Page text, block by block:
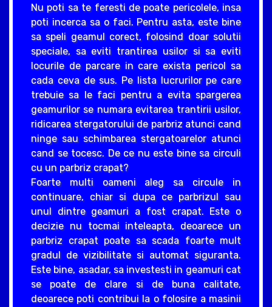
Nu poti sa te feresti de poate pericolele, insa
poti incerca sa o faci. Pentru asta, este bine
sa speli geamul corect, folosind doar solutii
speciale, sa eviti trantirea usilor si sa eviti
locurile de parcare in care exista pericol sa
cada ceva de sus. Pe lista lucrurilor pe care
trebuie sa le faci pentru a evita spargerea
geamurilor se numara evitarea trantirii usilor,
ridicarea stergatorului de parbriz atunci cand
ninge sau schimbarea stergatoarelor atunci
cand se tocesc. De ce nu este bine sa circuli
cu un parbriz crapat?
Foarte multi oameni aleg sa circule in
continuare, chiar si dupa ce parbrizul sau
unul dintre geamuri a fost crapat. Este o
decizie nu tocmai inteleapta, deoarece un
parbriz crapat poate sa scada foarte mult
gradul de vizibilitate si automat siguranta.
Este bine, asadar, sa investesti in geamuri cat
se poate de clare si de buna calitate,
deoarece poti contribui la o folosire a masinii